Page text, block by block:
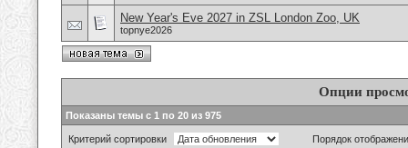
New Year's Eve 2027 in ZSL London Zoo, UK
topnye2026
Опции
Показаны темы с 1 по 20 из 975
Критерий сортировки
Порядок